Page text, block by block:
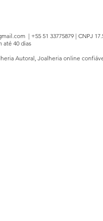
| +55 51 33775879 | CNPJ
até 40 dias
Autoral, Joalheria online